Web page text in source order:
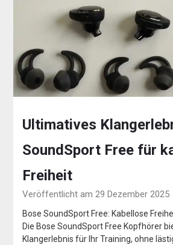
Ultimatives
SoundSport Free für
Freiheit
Veröffentlicht am 29 Dezember 2025
Bose SoundSport Free: Kabellose
Die Bose SoundSport Free Kopfhörer
Klangerlebnis für Ihr Training, ohne